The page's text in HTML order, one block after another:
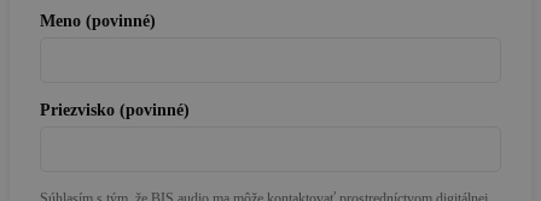
Meno (povinné)
Priezvisko (povinné)